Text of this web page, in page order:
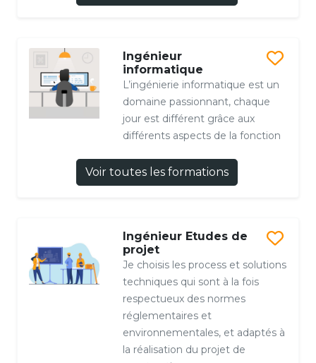
Ingénieur
informatique
L’ingénierie informatique est un
domaine passionnant, chaque
jour est différent grâce aux
différents aspects de la fonction
Voir toutes les formations
Ingénieur Etudes de
projet
Je choisis les process et solutions
techniques qui sont à la fois
respectueux des normes
réglementaires et
environnementales, et adaptés à
la réalisation du projet de